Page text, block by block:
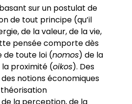
sur un postulat de
de tout principe (qu’il
de la valeur, de la vie,
pensée comporte dès
de toute loi (nomos) de la
proximité (oikos). Des
notions économiques